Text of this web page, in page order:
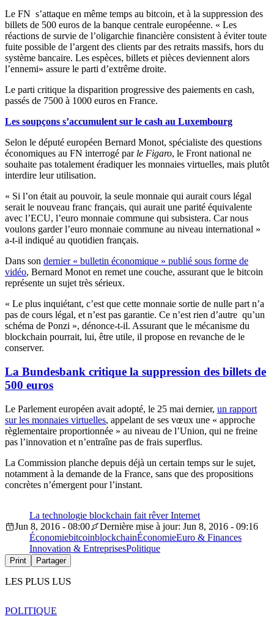
Le FN s’attaque en même temps au bitcoin, et à la suppression des
billets de 500 euros de la banque centrale européenne. « Les
réactions de survie de l’oligarchie financière consistent à éviter toute
fuite possible de l’argent des clients par des retraits massifs, hors du
système bancaire. Les espèces, billets et pièces deviennent alors
l’ennemi» assure le parti d’extrême droite.
Le parti critique la disparition progressive des paiements en cash,
passés de 7500 à 1000 euros en France.
Les soupçons s’accumulent sur le cash au Luxembourg
Selon le député européen Bernard Monot, spécialiste des questions
économiques au FN interrogé par le Figaro, le Front national ne
souhaite pas totalement éradiquer les monnaies virtuelles, mais plutôt
interdire leur utilisation.
« Si l’on était au pouvoir, la seule monnaie qui aurait cours légal
serait le nouveau franc français, qui aurait une parité équivalente
avec l’ECU, l’euro monnaie commune qui subsistera. Car nous
voulons garder l’euro monnaie commune au niveau international »
a-t-il indiqué au quotidien français.
Dans son dernier « bulletin économique » publié sous forme de
vidéo, Bernard Monot en remet une couche, assurant que le bitcoin
représente un sujet très sérieux.
« Le plus inquiétant, c’est que cette monnaie sortie de nulle part n’a
pas de cours légal, et n’est pas garantie. Ce n’est rien d’autre qu’un
schéma de Ponzi », dénonce-t-il. Assurant que le mécanisme du
blockchain pourrait, lui, être utile, il propose en revanche de le
conserver.
La Bundesbank critique la suppression des billets de
500 euros
Le Parlement européen avait adopté, le 25 mai dernier, un rapport
sur les monnaies virtuelles, appelant de ses vœux une « approche
règlementaire proportionnée » au niveau de l’Union, qui ne freine
pas l’innovation et n’entraîne pas de frais superflus.
La Commission planche depuis déjà un certain temps sur le sujet,
notamment à la demande de la France, sans que des propositions
concrètes n’émergent pour l’instant.
La technologie blockchain fait rêver Internet
Jun 8, 2016 - 08:00
Dernière mise à jour: Jun 8, 2016 - 09:16
ÉconomiebitcoinblockchainÉconomieEuro & Finances
Innovation & EntreprisesPolitique
Print Partager
LES PLUS LUS
POLITIQUE